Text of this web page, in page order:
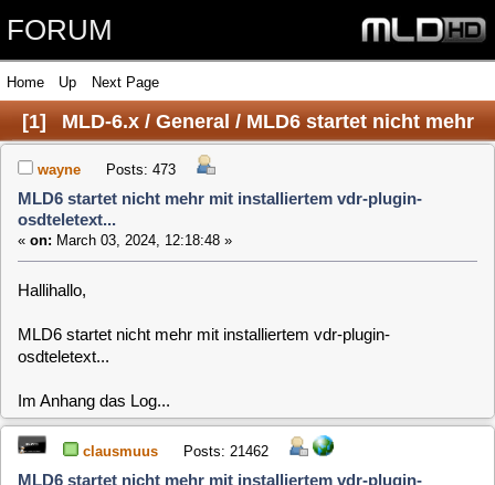
FORUM
[1] MLD-6.x / General / MLD6 startet nicht mehr
mit installiertem vdr-plugin-osdteletext...
wayne Posts: 473
MLD6 startet nicht mehr mit installiertem vdr-plugin-
osdteletext...
«on: March 03, 2024, 12:18:48 »
Hallihallo,
osdteletext...
Im Anhang das Log...
MLD6 startet nicht mehr mit installiertem vdr-plugin-
osdteletext...
«Reply #1 on:
Hi,